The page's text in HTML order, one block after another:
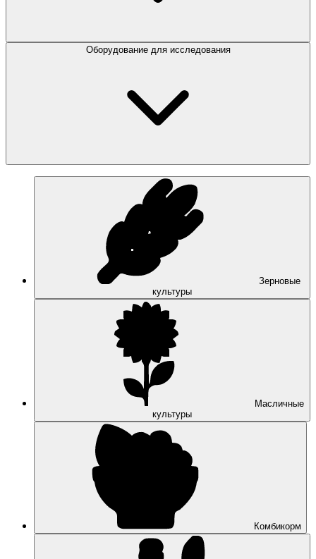
Оборудование для исследования
Зерновые
культуры
Масличные
культуры
Комбикорм